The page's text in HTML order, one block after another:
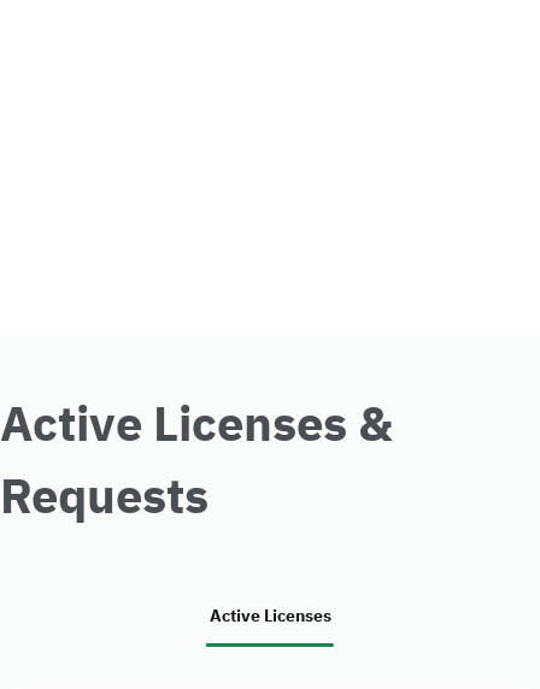
Active Licenses &
Requests
Active Licenses